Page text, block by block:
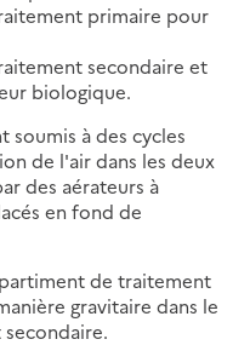
primaire pour
secondaire et
biologique.
soumis à des cycles
de l'air dans les deux
des aérateurs à
en fond de
de traitement
gravitaire dans le